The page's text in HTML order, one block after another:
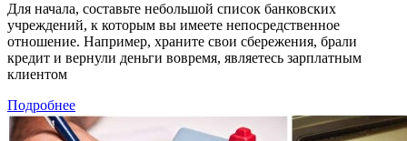
Для начала, составьте небольшой список банковских
учреждений, к которым вы имеете непосредственное
отношение. Например, храните свои сбережения, брали
кредит и вернули деньги вовремя, являетесь зарплатным
клиентом
Подробнее